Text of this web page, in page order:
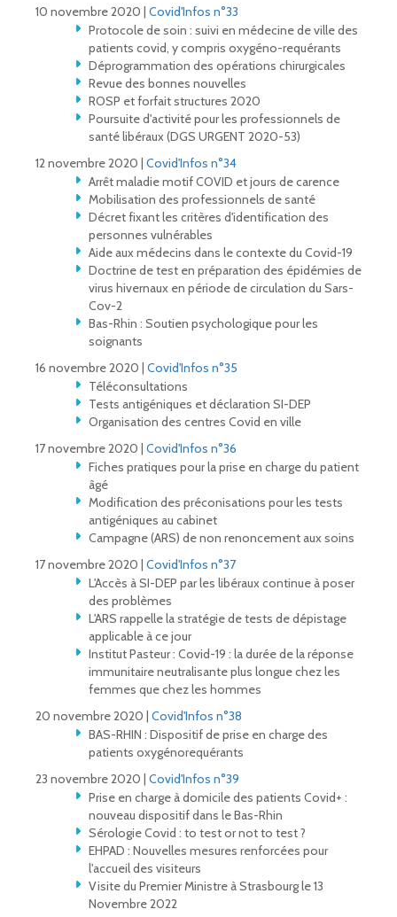
10 novembre 2020 | Covid'Infos n°33
Protocole de soin : suivi en médecine de ville des
patients covid, y compris oxygéno-requérants
Déprogrammation des opérations chirurgicales
Revue des bonnes nouvelles
ROSP et forfait structures 2020
Poursuite d'activité pour les professionnels de
santé libéraux (DGS URGENT 2020-53)
12 novembre 2020 | Covid'Infos n°34
Arrêt maladie motif COVID et jours de carence
Mobilisation des professionnels de santé
Décret fixant les critères d'identification des
personnes vulnérables
Aide aux médecins dans le contexte du Covid-19
Doctrine de test en préparation des épidémies de
virus hivernaux en période de circulation du Sars-
Cov-2
Bas-Rhin : Soutien psychologique pour les
soignants
16 novembre 2020 | Covid'Infos n°35
Téléconsultations
Tests antigéniques et déclaration SI-DEP
Organisation des centres Covid en ville
17 novembre 2020 | Covid'Infos n°36
Fiches pratiques pour la prise en charge du patient
âgé
Modification des préconisations pour les tests
antigéniques au cabinet
Campagne (ARS) de non renoncement aux soins
17 novembre 2020 | Covid'Infos n°37
L'Accès à SI-DEP par les libéraux continue à poser
des problèmes
L'ARS rappelle la stratégie de tests de dépistage
applicable à ce jour
Institut Pasteur : Covid-19 : la durée de la réponse
immunitaire neutralisante plus longue chez les
femmes que chez les hommes
20 novembre 2020 | Covid'Infos n°38
BAS-RHIN : Dispositif de prise en charge des
patients oxygénorequérants
23 novembre 2020 | Covid'Infos n°39
Prise en charge à domicile des patients Covid+ :
nouveau dispositif dans le Bas-Rhin
Sérologie Covid : to test or not to test ?
EHPAD : Nouvelles mesures renforcées pour
l'accueil des visiteurs
Visite du Premier Ministre à Strasbourg le 13
Novembre 2022